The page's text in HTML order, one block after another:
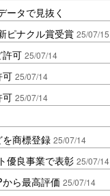
ータで見抜く
ピナクル賞受賞 25/07/15
許可 25/07/14
可 25/07/14
可 25/07/14
商標登録 25/07/14
優良事業で表彰 25/07/14
ら最高評価 25/07/14